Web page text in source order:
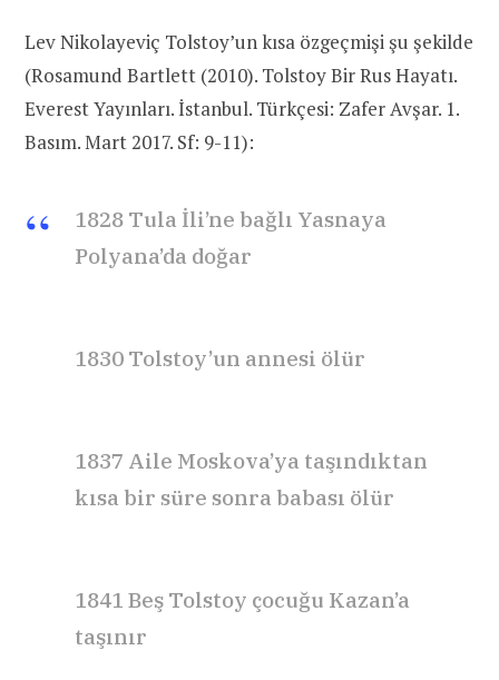
Lev Nikolayeviç Tolstoy’un kısa özgeçmişi şu şekilde
(Rosamund Bartlett (2010). Tolstoy Bir Rus Hayatı.
Everest Yayınları. İstanbul. Türkçesi: Zafer Avşar. 1.
Basım. Mart 2017. Sf: 9-11):
1828 Tula İli’ne bağlı Yasnaya
Polyana’da doğar
1830 Tolstoy’un annesi ölür
1837 Aile Moskova’ya taşındıktan
kısa bir süre sonra babası ölür
1841 Beş Tolstoy çocuğu Kazan’a
taşınır